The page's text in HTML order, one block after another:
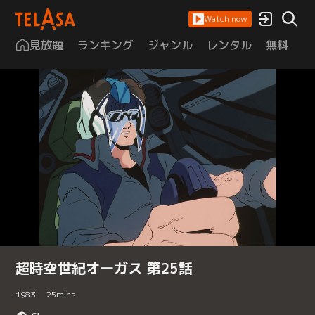
Watch now
見放題 ランキング ジャンル レンタル 無料
超時空世紀オーガス 第25話
1983 25mins